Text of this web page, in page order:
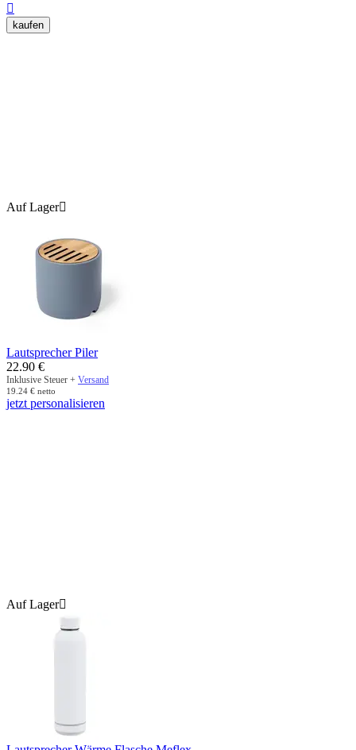

kaufen
Auf Lager
Lautsprecher Piler
22.90 €
Inklusive Steuer + Versand
19.24 € netto
jetzt personalisieren
Auf Lager